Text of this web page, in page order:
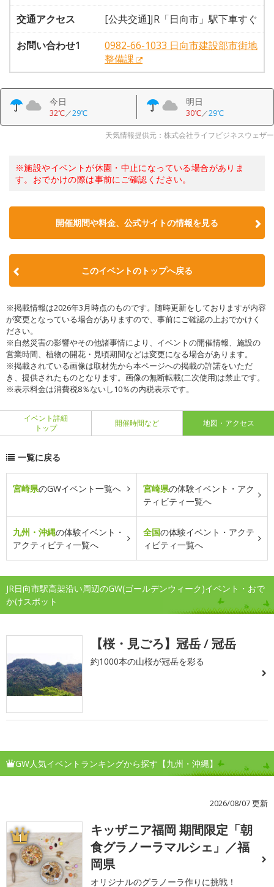
交通アクセス
[公共交通]JR「日向市」駅下車すぐ
お問い合わせ1
0982-66-1033 日向市建設部市街地
整備課
今日
32℃／29℃
明日
30℃／29℃
天気情報提供元：株式会社ライフビジネスウェザー
※施設やイベントが休園・中止になっている場合がありま
す。おでかけの際は事前にご確認ください。
開催期間や料金、公式サイトの情報を見る
このイベントのトップへ戻る
※掲載情報は2026年3月時点のものです。随時更新をしておりますが内容
が変更となっている場合がありますので、事前にご確認の上おでかけく
ださい。
※自然災害の影響やその他諸事情により、イベントの開催情報、施設の
営業時間、植物の開花・見頃期間などは変更になる場合があります。
※掲載されている画像は取材先から本ページへの掲載の許諾をいただ
き、提供されたものとなります。画像の無断転載(二次使用)は禁止です。
※表示料金は消費税8％ないし10％の内税表示です。
イベント詳細
トップ
開催時間など 地図・アクセス
一覧に戻る
宮崎県のGWイベント一覧へ 宮崎県の体験イベント・アク
ティビティ一覧へ
九州・沖縄の体験イベント・
アクティビティ一覧へ
全国の体験イベント・アクテ
ィビティ一覧へ
JR日向市駅高架沿い周辺のGW(ゴールデンウィーク)イベント・おで
かけスポット
【桜・見ごろ】冠岳 / 冠岳
約1000本の山桜が冠岳を彩る
GW人気イベントランキングから探す【九州・沖縄】
2026/08/07 更新
1
キッザニア福岡 期間限定「朝
食グラノーラマルシェ」／福
岡県
オリジナルのグラノーラ作りに挑戦！